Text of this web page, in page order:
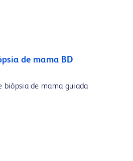
de mama BD
biópsia de mama guiada